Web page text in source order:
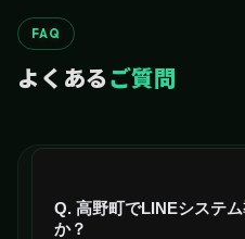
FAQ
よくあるご質問
Q. 高野町でLINEシステ
か？